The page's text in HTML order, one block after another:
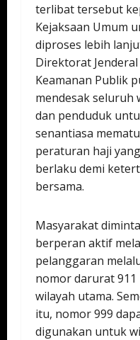
terlibat tersebut
Kejaksaan Umum
diproses lebih
Direktorat Jenderal
Keamanan Publik
mendesak seluruh
dan penduduk
senantiasa
peraturan haji yang
berlaku demi
bersama.
Masyarakat diminta
berperan aktif
pelanggaran
nomor darurat
wilayah utama.
itu, nomor 999
digunakan untuk